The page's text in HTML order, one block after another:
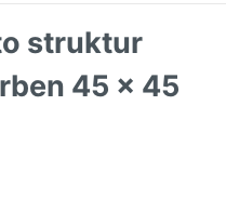
struktur
45 x 45